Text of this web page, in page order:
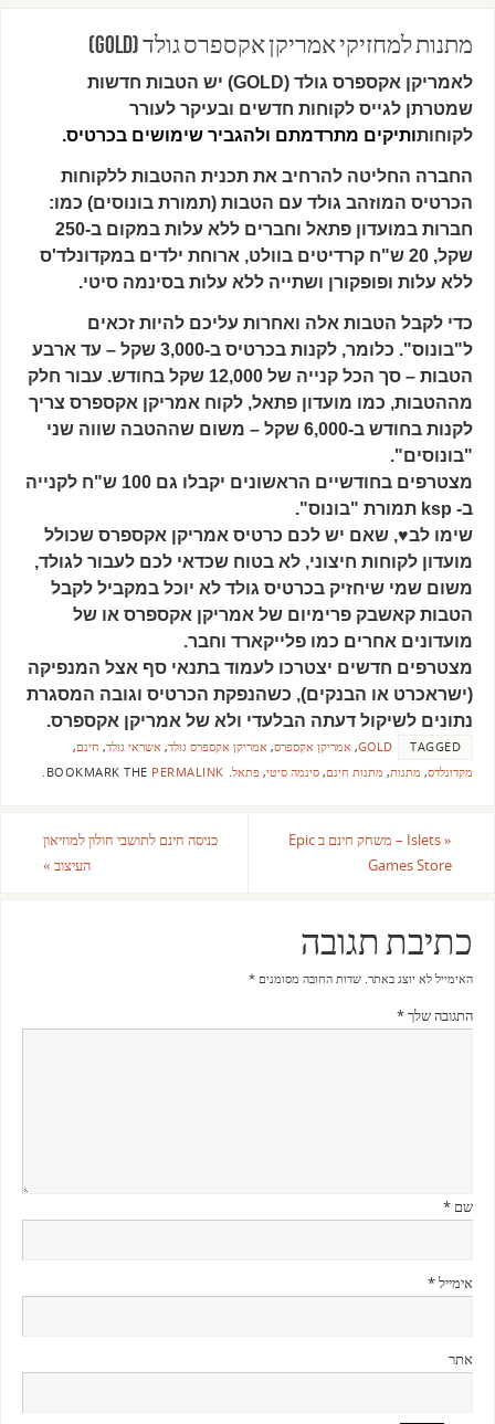
מתנות למחזיקי אמריקן אקספרס גולד (GOLD)
לאמריקן אקספרס גולד (GOLD) יש הטבות חדשות
שמטרתן לגייס לקוחות חדשים ובעיקר לעורר
לקוחותותיקים מתרדמתם ולהגביר שימושים בכרטיס.
החברה החליטה להרחיב את תכנית ההטבות ללקוחות
הכרטיס המוזהב גולד עם הטבות (תמורת בונוסים) כמו:
חברות במועדון פתאל וחברים ללא עלות במקום ב-250
שקל, 20 ש"ח קרדיטים בוולט, ארוחת ילדים במקדונלד'ס
ללא עלות ופופקורן ושתייה ללא עלות בסינמה סיטי.
כדי לקבל הטבות אלה ואחרות עליכם להיות זכאים
ל"בונוס". כלומר, לקנות בכרטיס ב-3,000 שקל – עד ארבע
הטבות – סך הכל קנייה של 12,000 שקל בחודש. עבור חלק
מההטבות, כמו מועדון פתאל, לקוח אמריקן אקספרס צריך
לקנות בחודש ב-6,000 שקל – משום שההטבה שווה שני
"בונוסים".
מצטרפים בחודשיים הראשונים יקבלו גם 100 ש"ח לקנייה
ב- ksp תמורת "בונוס".
שימו לב♥, שאם יש לכם כרטיס אמריקן אקספרס שכולל
מועדון לקוחות חיצוני, לא בטוח שכדאי לכם לעבור לגולד,
משום שמי שיחזיק בכרטיס גולד לא יוכל במקביל לקבל
הטבות קאשבק פרימיום של אמריקן אקספרס או של
מועדונים אחרים כמו פלייקארד וחבר.
מצטרפים חדשים יצטרכו לעמוד בתנאי סף אצל המנפיקה
(ישראכרט או הבנקים), כשהנפקת הכרטיס וגובה המסגרת
נתונים לשיקול דעתה הבלעדי ולא של אמריקן אקספרס.
TAGGED
GOLD
, אמריקן אקספרס, אמריקן אקספרס גולד, אשראי גולד, חינם,
מקדונלדס, מתנות, מתנות חינם, סינמה סיטי, פתאל.
PERMALINK
«
Islets – משחק חינם ב Epic
Games Store
כניסה חינם לתושבי חולון למוזיאון
העיצוב »
כתיבת תגובה
האימייל לא יוצג באתר. שדות החובה מסומנים *
התגובה שלך*
שם *
אימייל*
אתר